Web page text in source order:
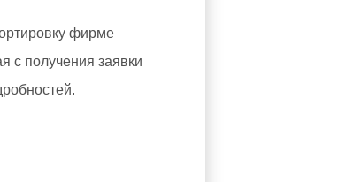
фирме
с получения заявки